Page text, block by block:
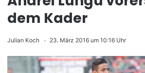
dem Kader
Julian Koch 23. März 2016 um 10:16 Uhr